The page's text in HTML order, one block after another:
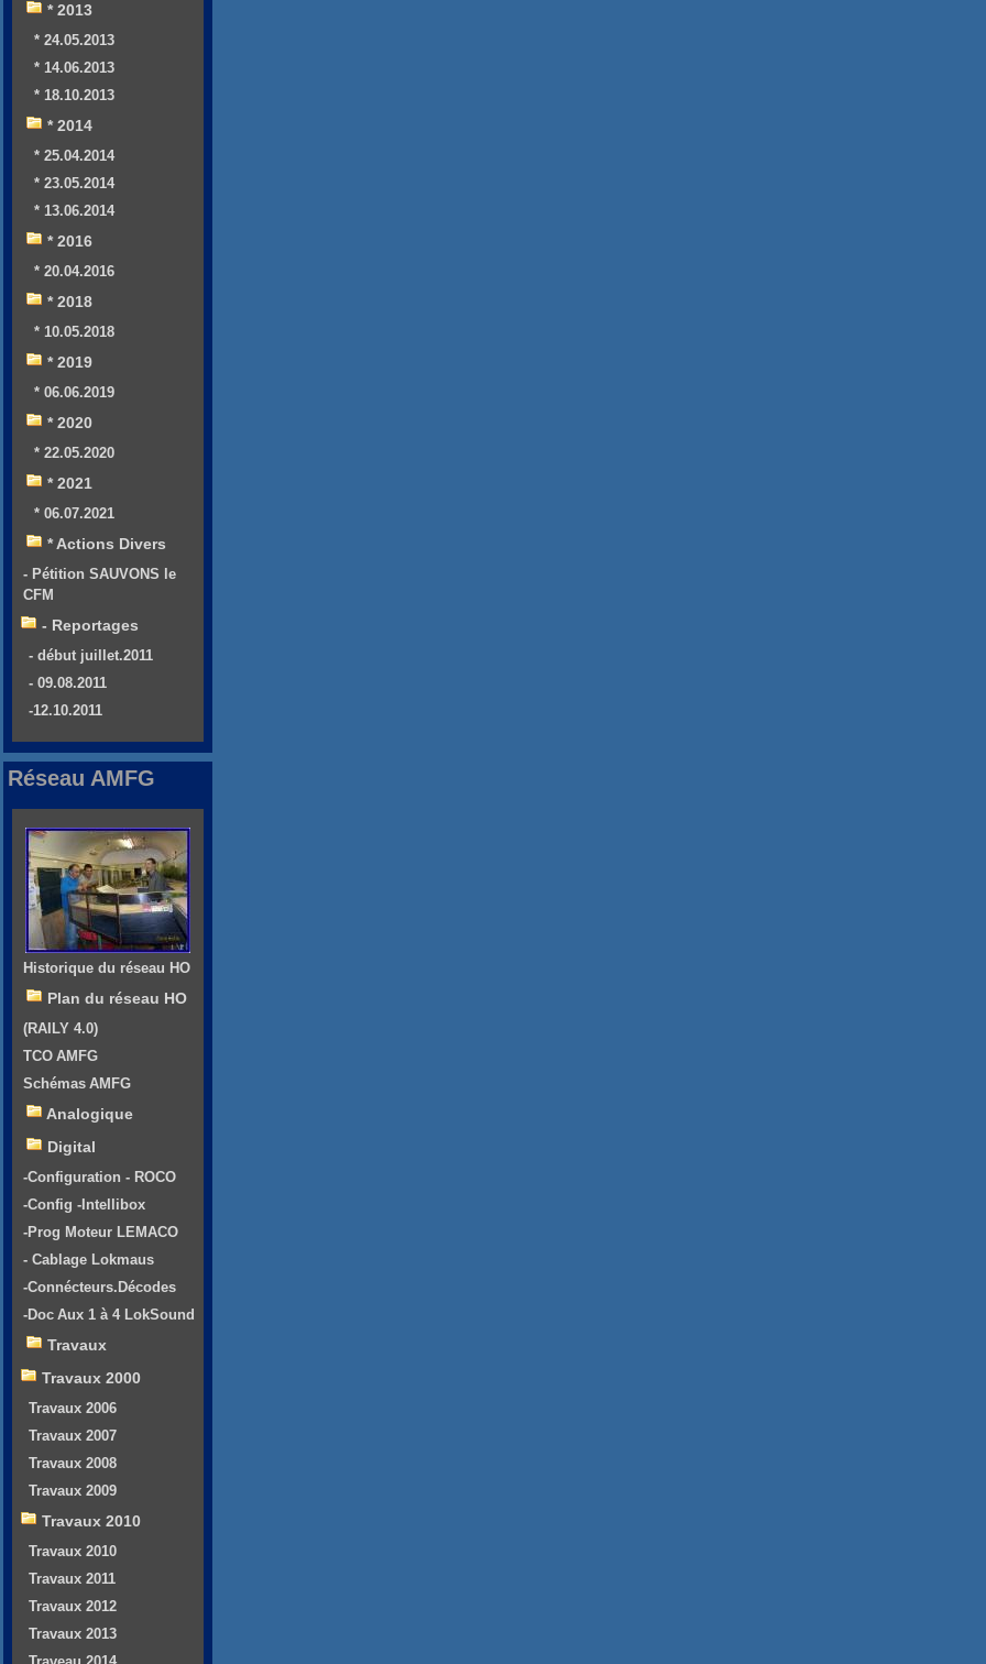
* 2013
* 24.05.2013
* 14.06.2013
* 18.10.2013
* 2014
* 25.04.2014
* 23.05.2014
* 13.06.2014
* 2016
* 20.04.2016
* 2018
* 10.05.2018
* 2019
* 06.06.2019
* 2020
* 22.05.2020
* 2021
* 06.07.2021
* Actions Divers
- Pétition SAUVONS le
CFM
- Reportages
- début juillet.2011
- 09.08.2011
-12.10.2011
Réseau AMFG
Historique du réseau HO
Plan du réseau HO
(RAILY 4.0)
TCO AMFG
Schémas AMFG
Analogique
Digital
-Configuration - ROCO
-Config -Intellibox
-Prog Moteur LEMACO
- Cablage Lokmaus
-Connécteurs.Décodes
-Doc Aux 1 à 4 LokSound
Travaux
Travaux 2000
Travaux 2006
Travaux 2007
Travaux 2008
Travaux 2009
Travaux 2010
Travaux 2010
Travaux 2011
Travaux 2012
Travaux 2013